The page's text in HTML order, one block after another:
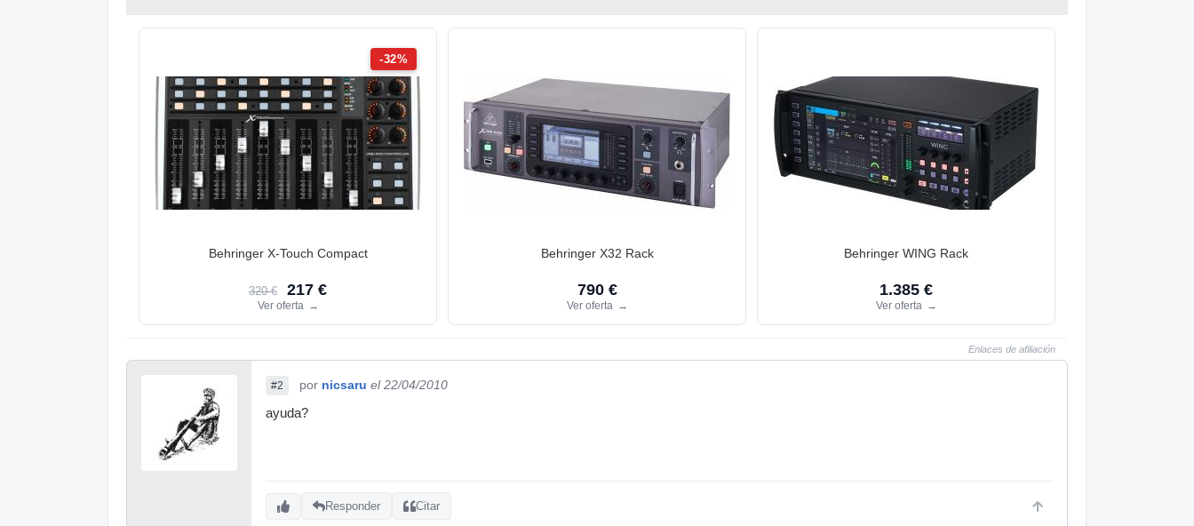
-32%
Behringer X-Touch Compact
320 € 217 €
Ver oferta →
Behringer X32 Rack
790 €
Ver oferta →
Behringer WING Rack
1.385 €
Ver oferta →
Enlaces de afiliación
#2 por nicsaru el 22/04/2010
ayuda?
Responder Citar